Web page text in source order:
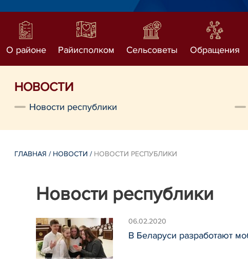
О районе Райисполком Сельсоветы Обращения
НОВОСТИ
Новости республики
ГЛАВНАЯ / НОВОСТИ / НОВОСТИ РЕСПУБЛИКИ
Новости республики
06.02.2020
В Беларуси разработают